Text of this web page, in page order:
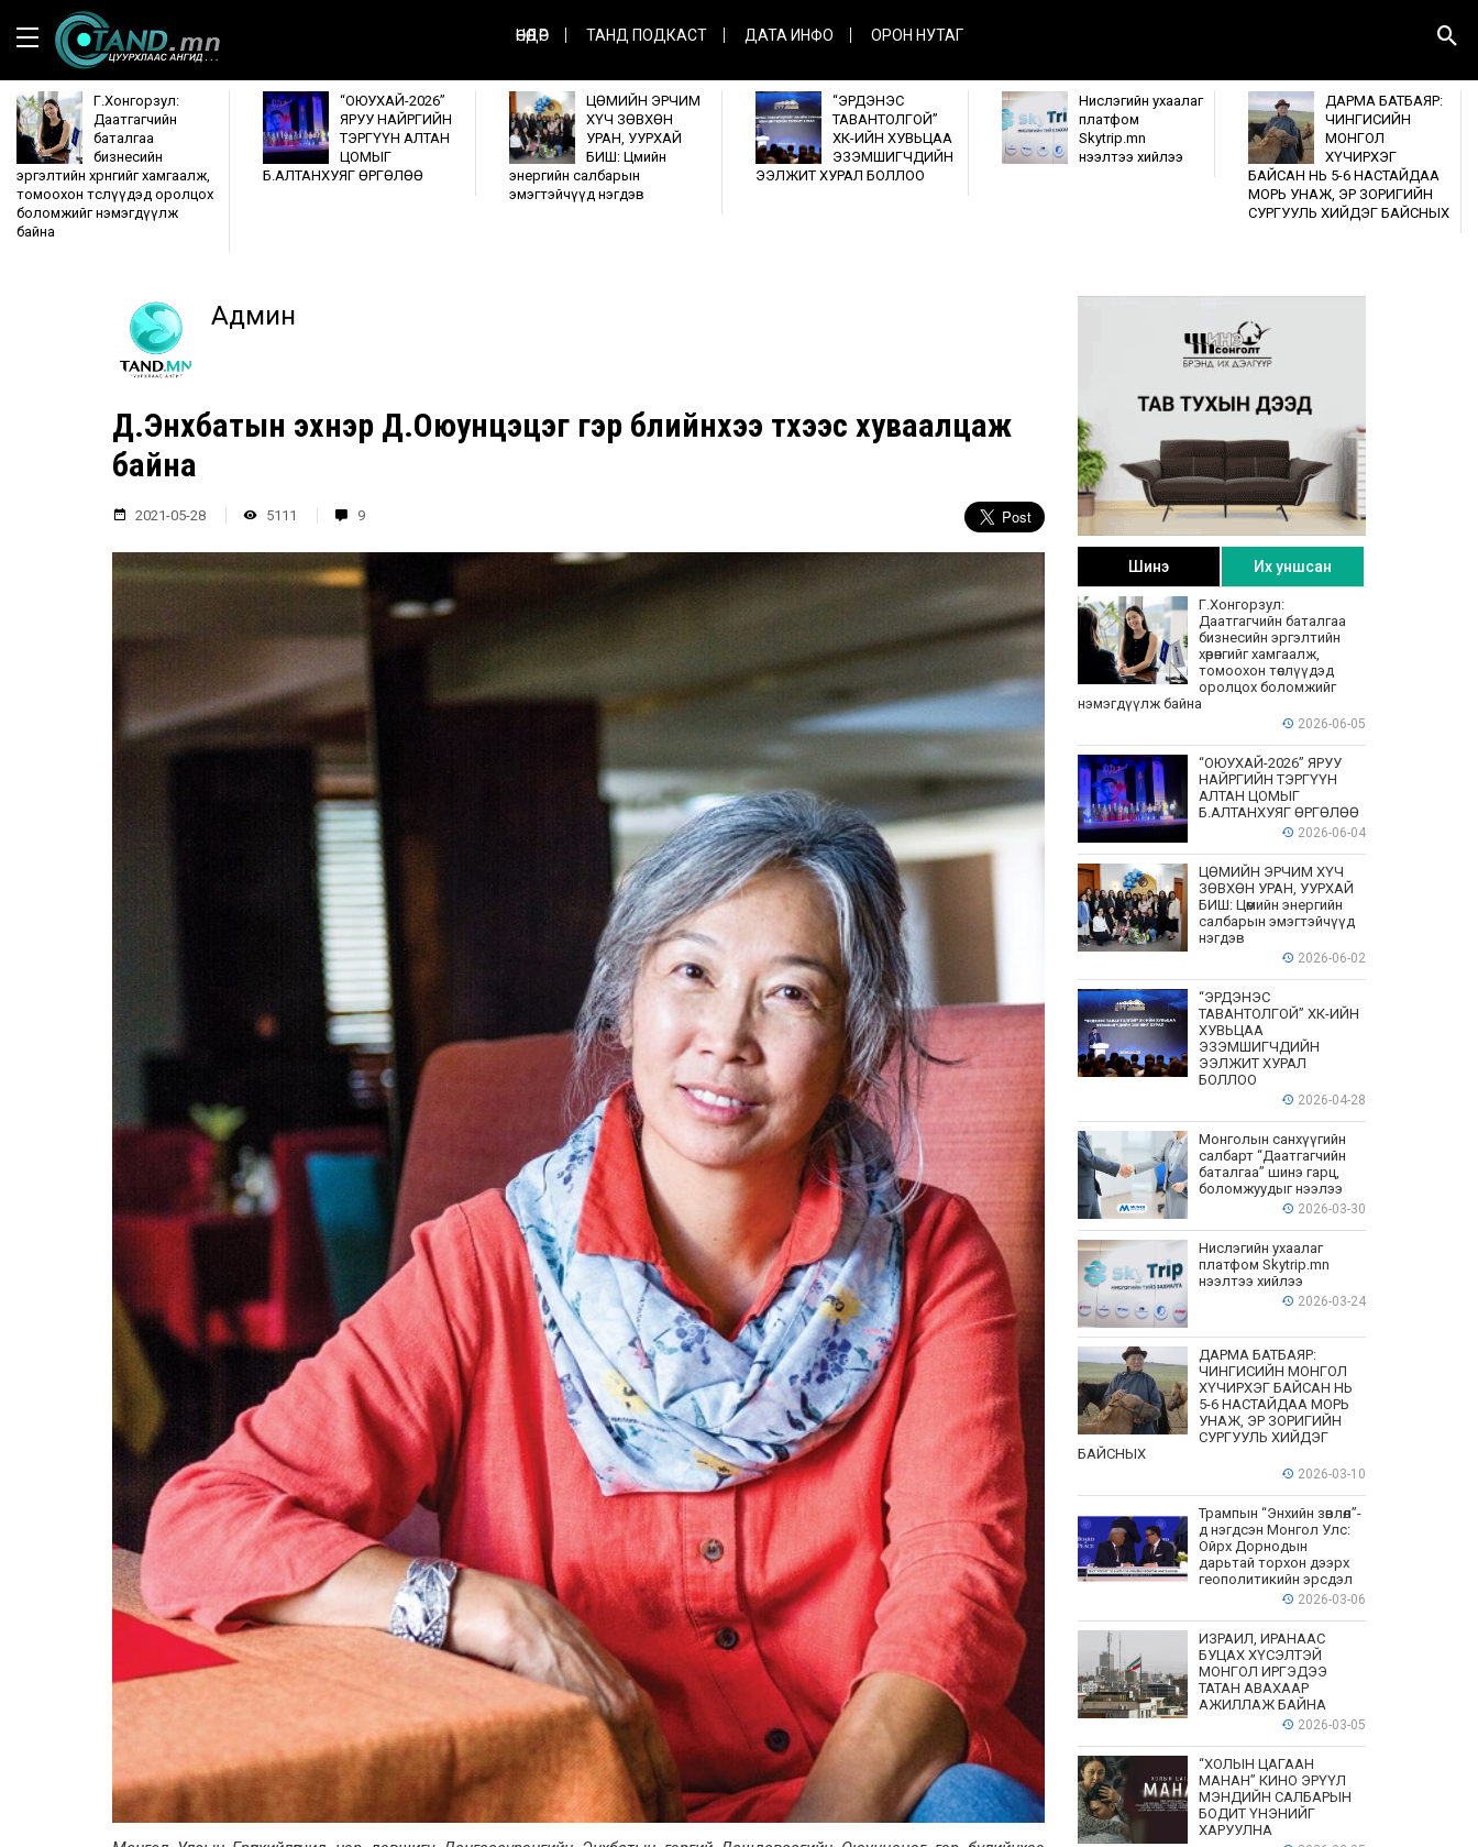
ӨНӨӨДӨР ТАНД ПОДКАСТ ДАТА ИНФО ОРОН НУТАГ
Г.Хонгорзул:
Даатгагчийн
баталгаа
бизнесийн
эргэлтийн хөрөнгийг хамгаалж,
томоохон төслүүдэд оролцох
боломжийг нэмэгдүүлж
байна
“ОЮУХАЙ-2026”
ЯРУУ НАЙРГИЙН
ТЭРГҮҮН АЛТАН
ЦОМЫГ
Б.АЛТАНХУЯГ ӨРГӨЛӨӨ
ЦӨМИЙН ЭРЧИМ
ХҮЧ ЗӨВХӨН
УРАН, УУРХАЙ
БИШ: Цөмийн
энергийн салбарын
эмэгтэйчүүд нэгдэв
“ЭРДЭНЭС
ТАВАНТОЛГОЙ”
ХК-ИЙН ХУВЬЦАА
ЭЗЭМШИГЧДИЙН
ЭЭЛЖИТ ХУРАЛ БОЛЛОО
Нислэгийн ухаалаг
платфом
Skytrip.mn
нээлтээ хийлээ
ДАРМА БАТБАЯР:
ЧИНГИСИЙН
МОНГОЛ
ХҮЧИРХЭГ
БАЙСАН НЬ 5-6 НАСТАЙДАА
МОРЬ УНАЖ, ЭР ЗОРИГИЙН
СУРГУУЛЬ ХИЙДЭГ БАЙСНЫХ
Админ
Д.Энхбатын эхнэр Д.Оюунцэцэг гэр бүлийнхээ түүхээс хуваалцаж
байна
2021-05-28 5111 9
Шинэ Их уншсан
Г.Хонгорзул:
Даатгагчийн баталгаа
бизнесийн эргэлтийн
хөрөнгийг хамгаалж,
томоохон төслүүдэд
оролцох боломжийг
нэмэгдүүлж байна
2026-06-05
“ОЮУХАЙ-2026” ЯРУУ
НАЙРГИЙН ТЭРГҮҮН
АЛТАН ЦОМЫГ
Б.АЛТАНХУЯГ ӨРГӨЛӨӨ
2026-06-04
ЦӨМИЙН ЭРЧИМ ХҮЧ
ЗӨВХӨН УРАН, УУРХАЙ
БИШ: Цөмийн энергийн
салбарын эмэгтэйчүүд
нэгдэв
2026-06-02
“ЭРДЭНЭС
ТАВАНТОЛГОЙ” ХК-ИЙН
ХУВЬЦАА
ЭЗЭМШИГЧДИЙН
ЭЭЛЖИТ ХУРАЛ
БОЛЛОО
2026-04-28
Монголын санхүүгийн
салбарт “Даатгагчийн
баталгаа” шинэ гарц,
боломжуудыг нээлээ
2026-03-30
Нислэгийн ухаалаг
платфом Skytrip.mn
нээлтээ хийлээ
2026-03-24
ДАРМА БАТБАЯР:
ЧИНГИСИЙН МОНГОЛ
ХҮЧИРХЭГ БАЙСАН НЬ
5-6 НАСТАЙДАА МОРЬ
УНАЖ, ЭР ЗОРИГИЙН
СУРГУУЛЬ ХИЙДЭГ
БАЙСНЫХ
2026-03-10
Трампын “Энхийн зөвлөл”-
д нэгдсэн Монгол Улс:
Ойрх Дорнодын
дарьтай торхон дээрх
геополитикийн эрсдэл
2026-03-06
ИЗРАИЛ, ИРАНААС
БУЦАХ ХҮСЭЛТЭЙ
МОНГОЛ ИРГЭДЭЭ
ТАТАН АВАХААР
АЖИЛЛАЖ БАЙНА
2026-03-05
“ХОЛЫН ЦАГААН
МАНАН” КИНО ЭРҮҮЛ
МЭНДИЙН САЛБАРЫН
БОДИТ ҮНЭНИЙГ
ХАРУУЛНА